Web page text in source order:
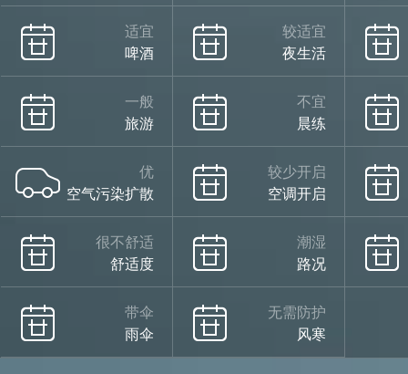
适宜
啤酒
较适宜
夜生活
一般
旅游
不宜
晨练
优
空气污染扩散
较少开启
空调开启
很不舒适
舒适度
潮湿
路况
带伞
雨伞
无需防护
风寒